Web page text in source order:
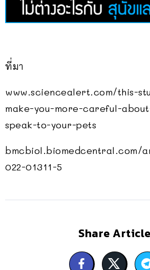
ที่มา
www.sciencealert.com/this-
make-you-more-careful-
speak-to-your-pets
bmcbiol.biomedcentral.com/
022-01311-5
Share Article